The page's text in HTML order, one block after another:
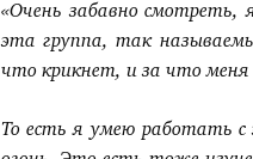
«Очень забавно
эта группа, так
что крикнет, и за что меня
То есть я умею работать